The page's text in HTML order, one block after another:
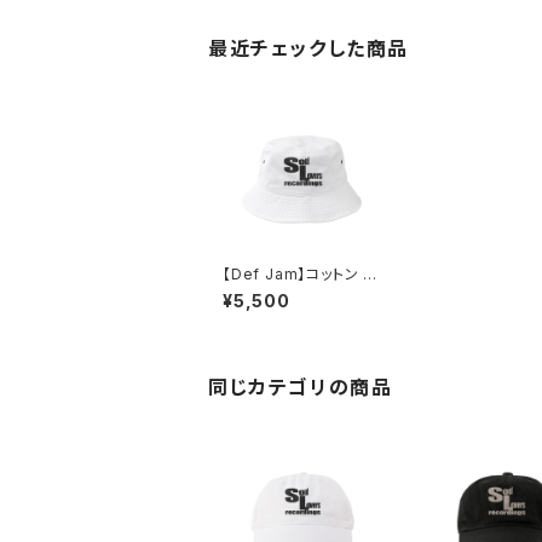
最近チェックした商品
【Def Jam】コットン バ
ケットハット（ホワイト）
¥5,500
同じカテゴリの商品